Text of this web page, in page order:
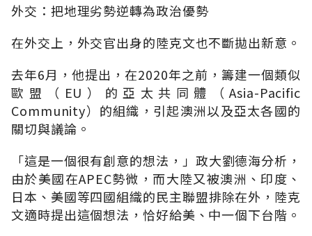
外交：把地理劣勢逆轉為政治優勢
在外交上，外交官出身的陸克文也不斷拋出新意。
去年6月，他提出，在2020年之前，籌建一個類似
歐盟（EU）的亞太共同體（Asia-Pacific
Community）的組織，引起澳洲以及亞太各國的
關切與議論。
「這是一個很有創意的想法，」政大劉德海分析，
由於美國在APEC勢微，而大陸又被澳洲、印度、
日本、美國等四國組織的民主聯盟排除在外，陸克
文適時提出這個想法，恰好給美、中一個下台階。